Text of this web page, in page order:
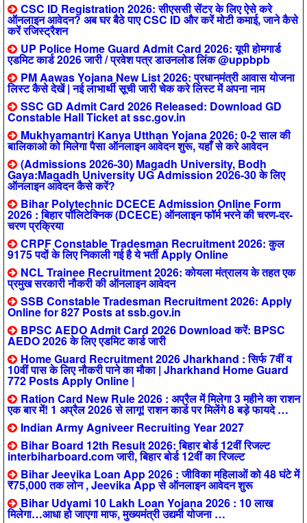
CSC ID Registration 2026: सीएससी सेंटर के लिए ऐसे करे
ऑनलाइन आवेदन? अब घर बैठे पाए CSC ID और करें मोटी कमाई, जाने कैसे
करें रजिस्ट्रैशन
UP Police Home Guard Admit Card 2026: यूपी होमगार्ड
एडमिट कार्ड 2026 जारी / प्रवेश पत्र डाउनलोड लिंक @uppbpb
PM Aawas Yojana New List 2026: प्रधानमंत्री आवास योजना
लिस्ट कैसे देखें | नई लाभार्थी सूची जारी चेक करे लिस्ट में अपना नाम
SSC GD Admit Card 2026 Released: Download GD
Constable Hall Ticket at ssc.gov.in
Mukhyamantri Kanya Utthan Yojana 2026: 0-2 साल की
बालिकाओ को मिलेगा पैसा ऑनलाइन आवेदन शुरू, यहाँ से करे आवेदन
(Admissions 2026-30) Magadh University, Bodh
Gaya:Magadh University UG Admission 2026-30 के लिए
ऑनलाइन आवेदन कैसे करें?
Bihar Polytechnic DCECE Admission Online Form
2026 : बिहार पॉलिटेक्निक (DCECE) ऑनलाइन फॉर्म भरने की चरण-दर-
चरण प्रक्रिया
CRPF Constable Tradesman Recruitment 2026: कुल
9175 पदों के लिए निकाली गई है ये भर्ती Apply Online
NCL Trainee Recruitment 2026: कोयला मंत्रालय के तहत एक
प्रमुख सरकारी नौकरी की ऑनलाइन आवेदन
SSB Constable Tradesman Recruitment 2026: Apply
Online for 827 Posts at ssb.gov.in
BPSC AEDO Admit Card 2026 Download करें: BPSC
AEDO 2026 के लिए एडमिट कार्ड जारी
Home Guard Recruitment 2026 Jharkhand : सिर्फ 7वीं व
10वीं पास के लिए नौकरी पाने का मौका | Jharkhand Home Guard
772 Posts Apply Online |
Ration Card New Rule 2026 : अप्रैल में मिलेगा 3 महीने का राशन
एक बार में! 1 अप्रैल 2026 से लागू! राशन कार्ड पर मिलेंगे 8 बड़े फायदे …
Indian Army Agniveer Recruiting Year 2027
Bihar Board 12th Result 2026: बिहार बोर्ड 12वीं रिजल्ट
interbiharboard.com जारी, बिहार बोर्ड 12वीं का रिजल्ट
Bihar Jeevika Loan App 2026 : जीविका महिलाओं को 48 घंटे में
₹75,000 तक लोन , Jeevika App से ऑनलाइन आवेदन शुरू
Bihar Udyami 10 Lakh Loan Yojana 2026 : 10 लाख
मिलेगा…आधा हो जाएगा माफ, मुख्यमंत्री उद्यमी योजना …